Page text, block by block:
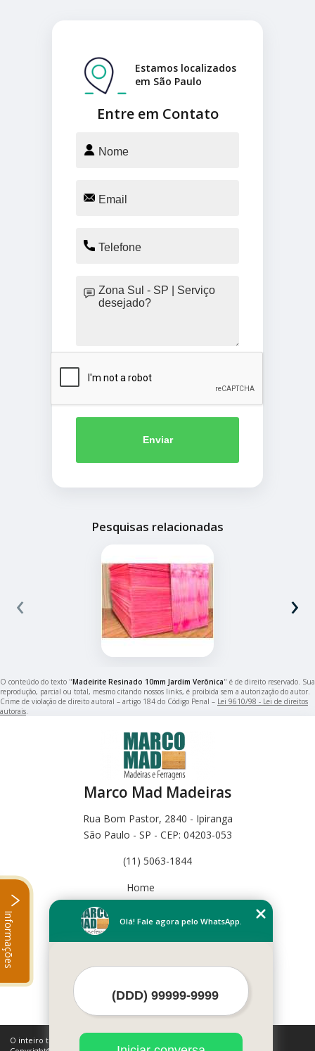
Entre em Contato
Estamos localizados
em São Paulo
Enviar
Pesquisas relacionadas
‹ ›
O conteúdo do texto "Madeirite Resinado 10mm Jardim Verônica" é de direito reservado. Sua
reprodução, parcial ou total, mesmo citando nossos links, é proibida sem a autorização do autor.
Crime de violação de direito autoral – artigo 184 do Código Penal – Lei 9610/98 - Lei de direitos
autorais
Marco Mad Madeiras
Rua Bom Pastor, 2840 - Ipiranga
São Paulo - SP - CEP: 04203-053
(11) 5063-1844
Home
Empresa
Missão
Mapa do site
O inteiro teor deste site está sujeito à proteção de direitos autorais.
Olá! Fale agora pelo WhatsApp.
Informações